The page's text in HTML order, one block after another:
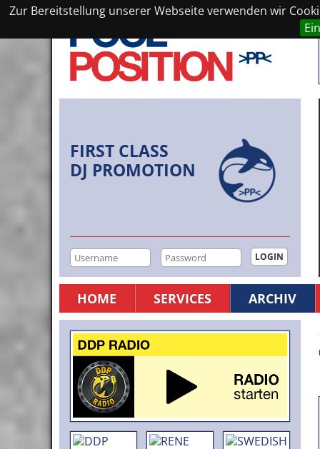
Zur Bereitstellung unserer Webseite verwenden wir
FIRST CLASS
DJ PROMOTION
HOME SERVICES ARCHIV